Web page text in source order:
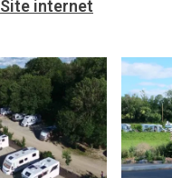
Site internet